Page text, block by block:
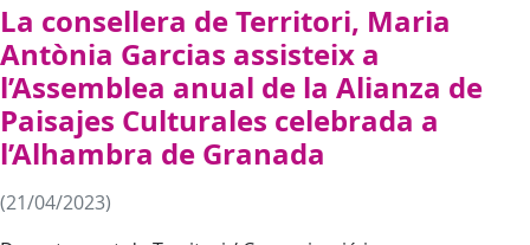
La consellera de Territori, Maria
Antònia Garcias assisteix a
l’Assemblea anual de la Alianza de
Paisajes Culturales celebrada a
l’Alhambra de Granada
(21/04/2023)